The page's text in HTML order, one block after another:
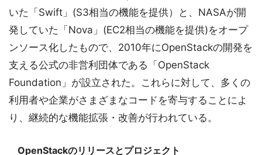
いた「Swift」(S3相当の機能を提供）と、NASAが開
発していた「Nova」(EC2相当の機能を提供)をオープ
ンソース化したもので、2010年にOpenStackの開発を
支える公式の非営利団体である「OpenStack
Foundation」が設立された。これらに対して、多くの
利用者や企業がさまざまなコードを寄与することによ
り、継続的な機能拡張・改善が行われている。
OpenStackのリリースとプロジェクト